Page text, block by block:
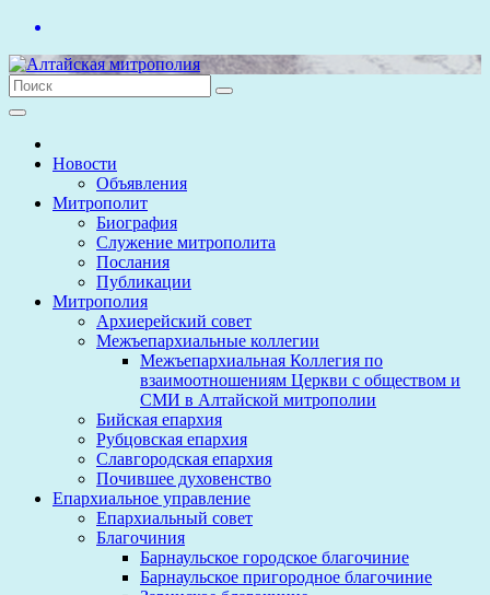
Перейти
содержимому
Новости
Объявления
Митрополит
Биография
Служение митрополита
Послания
Публикации
Митрополия
Архиерейский совет
Межъепархиальные коллегии
Межъепархиальная Коллегия по
взаимоотношениям Церкви с обществом и
СМИ в Алтайской митрополии
Бийская епархия
Рубцовская епархия
Славгородская епархия
Почившее духовенство
Епархиальное управление
Епархиальный совет
Благочиния
Барнаульское городское благочиние
Барнаульское пригородное благочиние